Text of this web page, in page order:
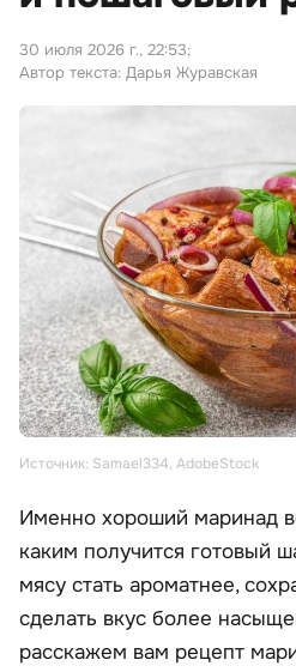
30 июля 2026 г., 22:53;
Автор текста: Дарья Журавская
Источник: Samael334, AdobeStock
Именно хороший маринад
каким получится готовый
мясу стать ароматнее,
сделать вкус более
расскажем вам рецепт